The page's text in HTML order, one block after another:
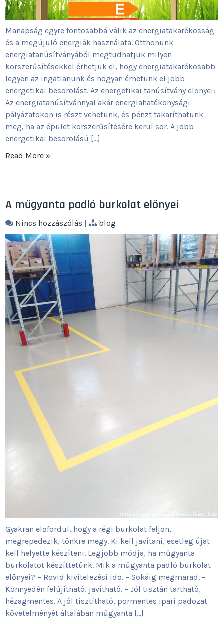
Manapság egyre fontosabbá válik az energiatakarékosság
és a megújuló energiák használata. Otthonunk
energiatanúsítványából megtudhatjuk milyen
korszerűsítésekkel érhetjük el, hogy energiatakarékosabb
legyen az ingatlanunk és hogyan érhetünk el jobb
energetikai besorolást. Az energetikai tanúsítvány előnyei:
Az energiatanúsítvánnyal akár energiahatékonysági
pályázatokon is részt vehetünk, és pénzt takaríthatunk
meg, ha az épület korszerűsítésére kerül sor. A jobb
energetikai besorolású […]
Read More »
A műgyanta padló burkolat előnyei
Nincs hozzászólás | blog
Gyakran előfordul, hogy a régi burkolat feljön,
megrepedezik, tönkre megy. Ki kell javítani, esetleg újat
kell helyette készíteni. Legjobb módja, ha műgyanta
burkolatot készíttetünk. Mik a műgyanta padló burkolat
előnyei? – Rövid kivitelezési idő. – Sokáig megmarad. –
Könnyedén felújítható, javítható. – Jól tisztán tartható,
hézagmentes. A jól tisztítható, pormentes ipari padozat
követelményét általában műgyanta […]